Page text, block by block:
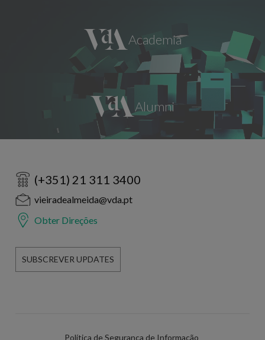
(+351) 21 311 3400
vieiradealmeida@vda.pt
Obter Direções
SUBSCREVER UPDATES
Política de Segurança de Informação